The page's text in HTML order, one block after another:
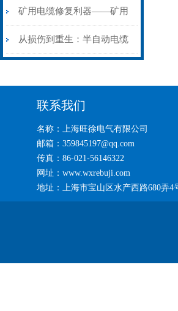
生”
安装与接线：精准修复的工
艺基石
矿用电缆修复利器——矿用
电缆热补机智能控温，安全
从损伤到重生：半自动电缆
联系我们
名称：上海旺徐电气有限公司
邮箱：359845197@qq.com
传真：86-021-56146322
网址：www.wxrebuji.com
地址：上海市宝山区水产西路680弄4